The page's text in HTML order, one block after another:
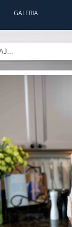
GALERIA